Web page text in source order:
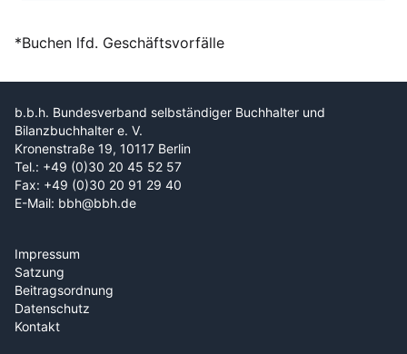
*Buchen lfd. Geschäftsvorfälle
b.b.h. Bundesverband selbständiger Buchhalter und
Bilanzbuchhalter e. V.
Kronenstraße 19, 10117 Berlin
Tel.: +49 (0)30 20 45 52 57
Fax: +49 (0)30 20 91 29 40
E-Mail: bbh@bbh.de
Impressum
Satzung
Beitragsordnung
Datenschutz
Kontakt